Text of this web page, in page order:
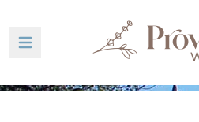
Ouvrir la barre de navigation